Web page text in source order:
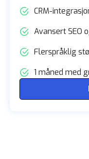
CRM-
Avansert SEO
Flerspråklig
1 måned med